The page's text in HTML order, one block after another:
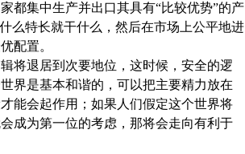
都集中生产并出口其具有“比较优势”的产
么特长就干什么，然后在市场上公平地进
配置。
退居到次要地位，这时候，安全的逻
界是基本和谐的，可以把主要精力放在
能会起作用；如果人们假定这个世界将
成为第一位的考虑，那将会走向有利于